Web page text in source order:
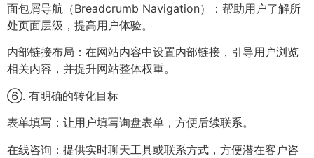
面包屑导航（Breadcrumb Navigation）：帮助用户了解所
处页面层级，提高用户体验。
内部链接布局：在网站内容中设置内部链接，引导用户浏览
相关内容，并提升网站整体权重。
⑥. 有明确的转化目标
表单填写：让用户填写询盘表单，方便后续联系。
在线咨询：提供实时聊天工具或联系方式，方便潜在客户咨